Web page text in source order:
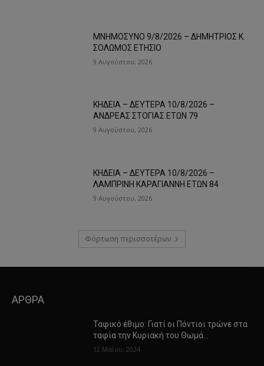
ΜΝΗΜΟΣΥΝΟ 9/8/2026 – ΔΗΜΗΤΡΙΟΣ Κ.
ΣΟΛΩΜΟΣ ΕΤΗΣΙΟ
9 Αυγούστου, 2026
ΚΗΔΕΙΑ – ΔΕΥΤΕΡΑ 10/8/2026 –
ΑΝΔΡΕΑΣ ΣΤΟΓΙΑΣ ΕΤΩΝ 79
9 Αυγούστου, 2026
ΚΗΔΕΙΑ – ΔΕΥΤΕΡΑ 10/8/2026 –
ΛΑΜΠΡΙΝΗ ΚΑΡΑΓΙΑΝΝΗ ΕΤΩΝ 84
9 Αυγούστου, 2026
Φόρτωση περισσοτέρων
ΑΡΘΡΑ
Ταφικό έθιμο: Γιατί οι Πόντιοι τρώνε στα
ταφία την Κυριακή του Θωμά…
12 Μαΐου, 2024